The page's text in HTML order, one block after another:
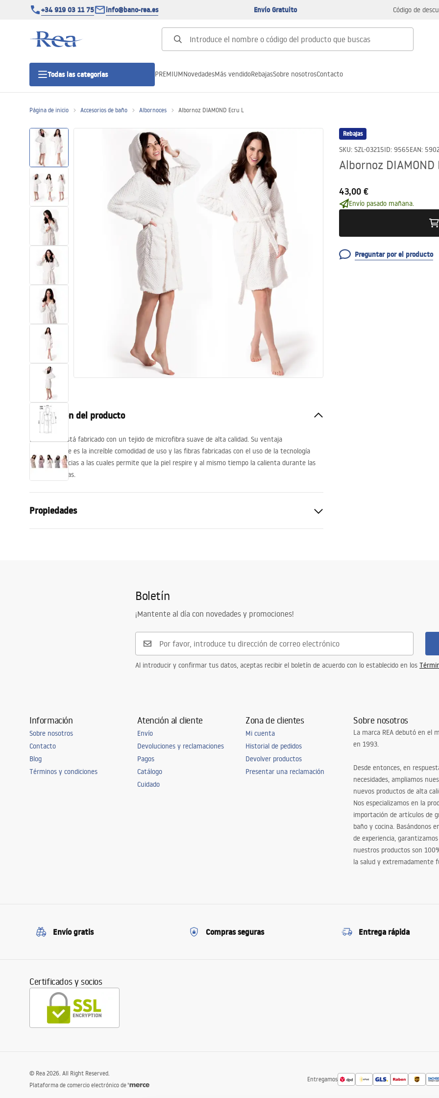
+34 919 03 11 75 info@bano-rea.es Envío Gratuito Código de
Todas las categorías
Puertas de ducha
Platos de ducha
Drenajes lineales
Inodoro, Bidé
Lavabos
Bañeras y mamparas
PREMIUMNovedadesMás vendidoRebajasSobre nosotrosContacto
Página de inicio Accesorios de baño Albornoces Albornoz DIAMOND Ecru L
Rebajas
SKU: SZL-03215ID: 9565EAN:
Albornoz DIAMOND
43,00 €
Envío pasado mañana.
Preguntar por el producto
Descripción del producto
El albornoz está fabricado con un tejido de microfibra suave de alta calidad. Su ventaja
incuestionable es la increíble comodidad de uso y las fibras fabricadas con el uso de la tecnología
moderna, gracias a las cuales permite que la piel respire y al mismo tiempo la calienta durante las
noches heladas.
Propiedades
2 años
Boletín
¡Mantente al día con novedades y promociones!
Al introducir y confirmar tus datos, aceptas recibir el boletín de acuerdo con lo establecido en los
Información
Sobre nosotros
Contacto
Blog
Términos y condiciones
Atención al cliente
Envío
Devoluciones y reclamaciones
Pagos
Catálogo
Cuidado
Zona de clientes
Mi cuenta
Historial de pedidos
Devolver productos
Presentar una reclamación
Sobre nosotros
La marca REA debutó en el
en 1993.
Desde entonces, en
necesidades, ampliamos
nuevos productos de alta
Nos especializamos en la
importación de artículos de
baño y cocina. Basándonos
de experiencia,
nuestros productos son
la salud y extremadamente
Envío gratis Compras seguras Entrega rápida
Certificados y socios
Entregamos
© Rea 2026. All Right Reserved.
Plataforma de comercio electrónico de